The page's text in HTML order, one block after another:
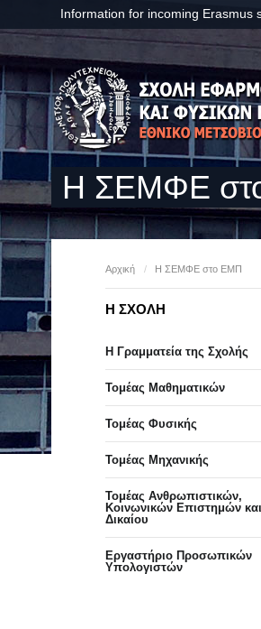
Information for incoming Erasmus
Η ΣΕΜΦΕ
Αρχική / Η ΣΕΜΦΕ στο ΕΜΠ
Η ΣΧΟΛΗ
Η Γραμματεία της Σχολής
Τομέας Μαθηματικών
Τομέας Φυσικής
Τομέας Μηχανικής
Τομέας Ανθρωπιστικών,
Κοινωνικών Επιστημών και
Δικαίου
Eργαστήριo Προσωπικών
Υπολογιστών